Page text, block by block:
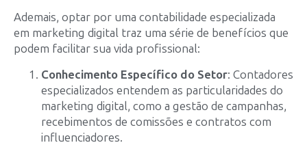
Ademais, optar por uma contabilidade especializada
em marketing digital traz uma série de benefícios que
podem facilitar sua vida profissional:
Conhecimento Específico do Setor: Contadores
especializados entendem as particularidades do
marketing digital, como a gestão de campanhas,
recebimentos de comissões e contratos com
influenciadores.